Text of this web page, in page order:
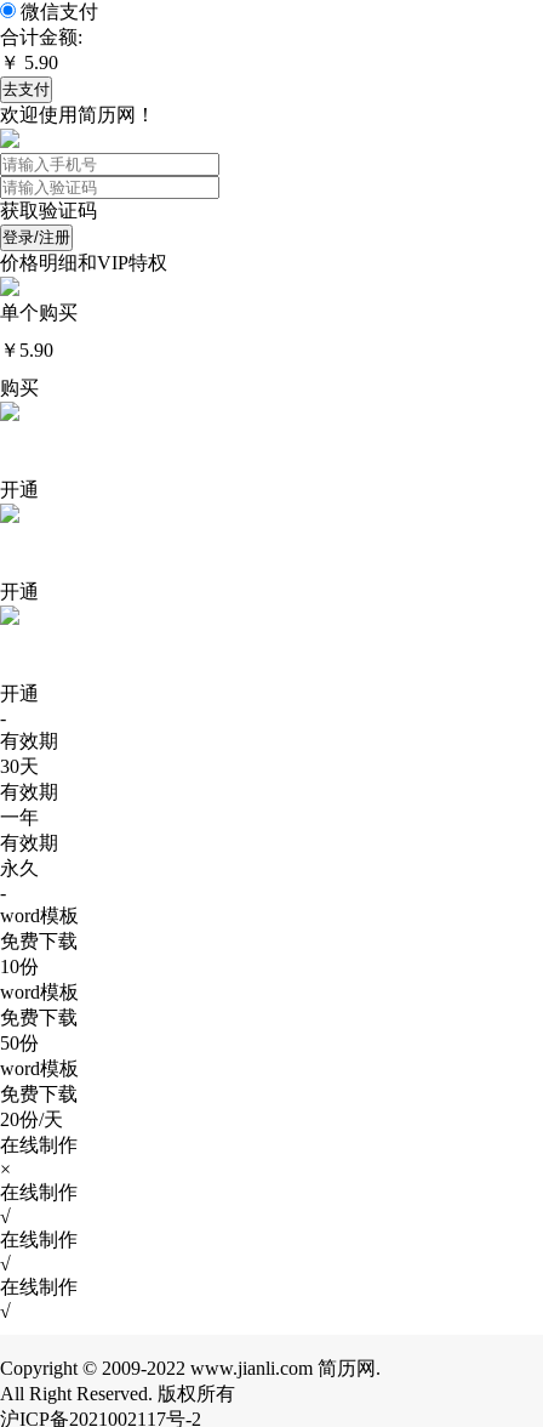
微信支付
合计金额:
￥ 5.90
去支付
欢迎使用简历网！
获取验证码
登录/注册
价格明细和VIP特权
单个购买
￥5.90
购买
开通
开通
开通
-
有效期
30天
有效期
一年
有效期
永久
-
word模板
免费下载
10份
word模板
免费下载
50份
word模板
免费下载
20份/天
在线制作
×
在线制作
√
在线制作
√
在线制作
√
Copyright © 2009-2022 www.jianli.com 简历网.
All Right Reserved. 版权所有
沪ICP备2021002117号-2